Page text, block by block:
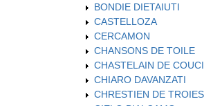
BONDIE DIETAIUTI
CASTELLOZA
CERCAMON
CHANSONS DE TOILE
CHASTELAIN DE COUCI
CHIARO DAVANZATI
CHRESTIEN DE TROIES